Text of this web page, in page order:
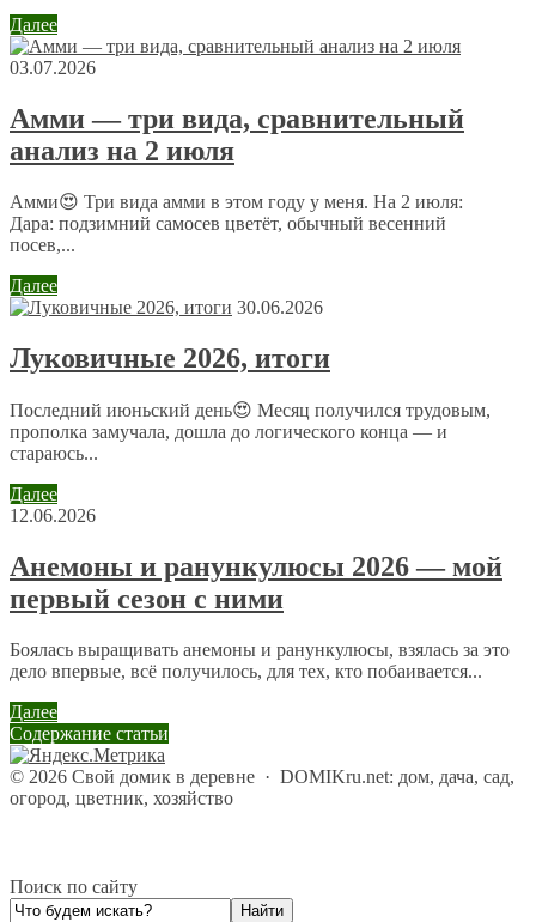
Имя*
Email*
Сайт
персональных данных.Политика конфиденциальности
Далее
03.07.2026
Амми — три вида, сравнительный
анализ на 2 июля
Амми😍 Три вида амми в этом году у меня. На 2 июля:
Дара: подзимний самосев цветёт, обычный весенний
посев,...
Далее
30.06.2026
Луковичные 2026, итоги
Последний июньский день😍 Месяц получился трудовым,
прополка замучала, дошла до логического конца — и
стараюсь...
Далее
12.06.2026
Анемоны и ранункулюсы 2026 — мой
первый сезон с ними
Боялась выращивать анемоны и ранункулюсы, взялась за это
дело впервые, всё получилось, для тех, кто побаивается...
Далее
Содержание статьи
© 2026 Свой домик в деревне · DOMIKru.net: дом, дача, сад,
огород, цветник, хозяйство
Поиск по сайту